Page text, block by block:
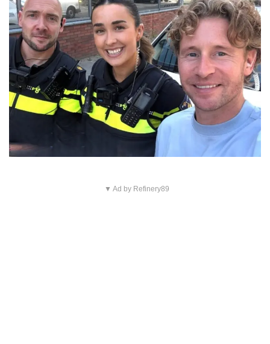
▼ Ad by Refinery89